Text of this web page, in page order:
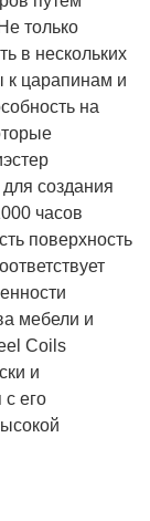
только
в нескольких
к царапинам и
на
создания
часов
поверхность
мебели и
Coils
и
его